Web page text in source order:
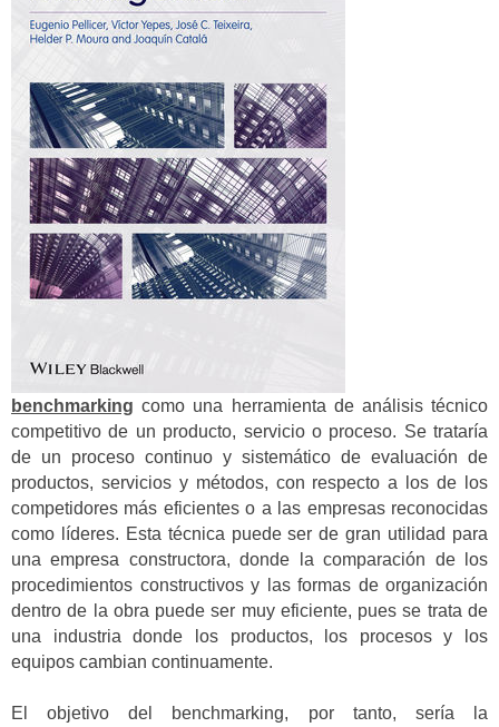
benchmarking como una herramienta de análisis técnico
competitivo de un producto, servicio o proceso. Se trataría
de un proceso continuo y sistemático de evaluación de
productos, servicios y métodos, con respecto a los de los
competidores más eficientes o a las empresas reconocidas
como líderes. Esta técnica puede ser de gran utilidad para
una empresa constructora, donde la comparación de los
procedimientos constructivos y las formas de organización
dentro de la obra puede ser muy eficiente, pues se trata de
una industria donde los productos, los procesos y los
equipos cambian continuamente.
El objetivo del benchmarking, por tanto, sería la